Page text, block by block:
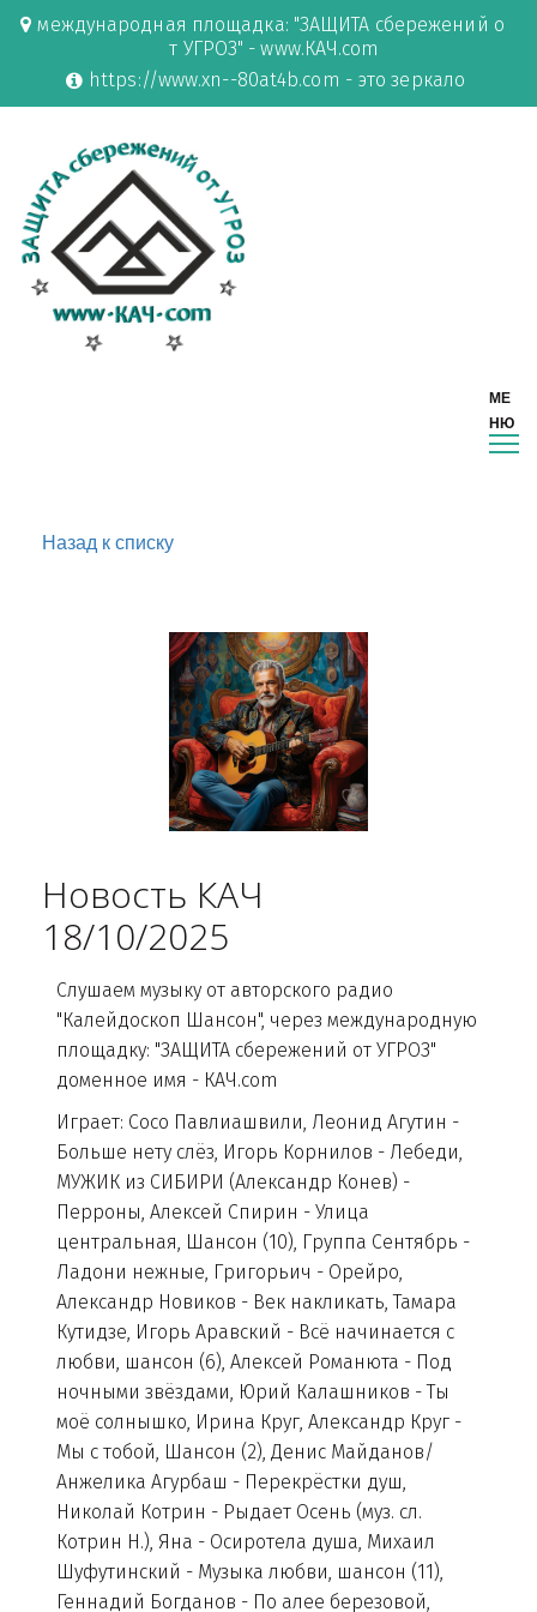
международная площадка: "ЗАЩИТА сбережений о
т УГРОЗ" - www.КАЧ.com
https://www.xn--80at4b.com - это зеркало
Назад к списку
Новость КАЧ
18/10/2025
Слушаем музыку от авторского радио
"Калейдоскоп Шансон", через международную
площадку: "ЗАЩИТА сбережений от УГРОЗ"
доменное имя - КАЧ.com
Играет: Сосо Павлиашвили, Леонид Агутин -
Больше нету слёз, Игорь Корнилов - Лебеди,
МУЖИК из СИБИРИ (Александр Конев) -
Перроны, Алексей Спирин - Улица
центральная, Шансон (10), Группа Сентябрь -
Ладони нежные, Григорьич - Орейро,
Александр Новиков - Век накликать, Тамара
Кутидзе, Игорь Аравский - Всё начинается с
любви, шансон (6), Алексей Романюта - Под
ночными звёздами, Юрий Калашников - Ты
моё солнышко, Ирина Круг, Александр Круг -
Мы с тобой, Шансон (2), Денис Майданов/
Анжелика Агурбаш - Перекрёстки душ,
Николай Котрин - Рыдает Осень (муз. сл.
Котрин Н.), Яна - Осиротела душа, Михаил
Шуфутинский - Музыка любви, шансон (11),
Геннадий Богданов - По алее березовой,